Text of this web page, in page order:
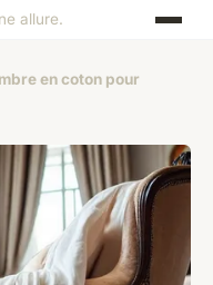
allure.
en coton pour